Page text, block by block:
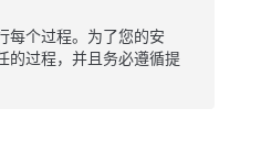
每个过程。为了您的安
的过程，并且务必遵循提